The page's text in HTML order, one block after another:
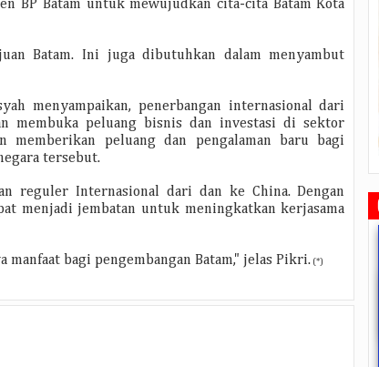
BP Batam untuk mewujudkan cita-cita Batam Kota
Batam. Ini juga dibutuhkan dalam menyambut
menyampaikan, penerbangan internasional dari
membuka peluang bisnis dan investasi di sektor
memberikan peluang dan pengalaman baru bagi
tersebut.
reguler Internasional dari dan ke China. Dengan
menjadi jembatan untuk meningkatkan kerjasama
manfaat bagi pengembangan Batam," jelas Pikri. (*)